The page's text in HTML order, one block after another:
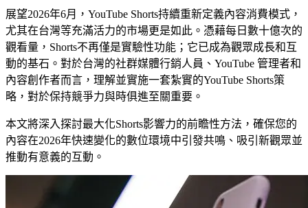
展望2026年6月，YouTube Shorts持續重新定義內容消費模式，
尤其在台灣等充滿活力的市場更是如此。憑藉每日數十億次的
觀看量，Shorts不再僅是實驗性功能；它已成為觀眾成長和互
動的基石。對於台灣的社群媒體行銷人員、YouTube 管理者和
內容創作者而言，理解並實施一套紮實的YouTube Shorts策
略，對於保持競爭力與時俱進至關重要。
本文將深入探討最大化Shorts影響力的前瞻性方法，確保您的
內容在2026年快速變化的數位環境中引發共鳴、吸引新觀眾並
推動有意義的互動。